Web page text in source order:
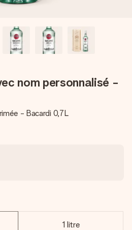
nom personnalisé -
- Bacardi 0,7L
1 litre